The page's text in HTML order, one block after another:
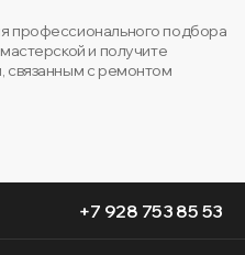
профессионального подбора
и получите
связанным с ремонтом
+7 928 753 85 53